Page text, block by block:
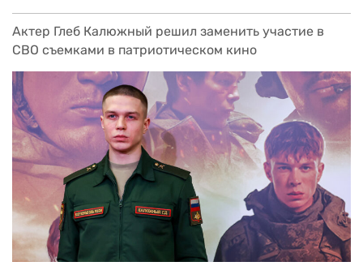
Актер Глеб Калюжный решил заменить участие в
СВО съемками в патриотическом кино